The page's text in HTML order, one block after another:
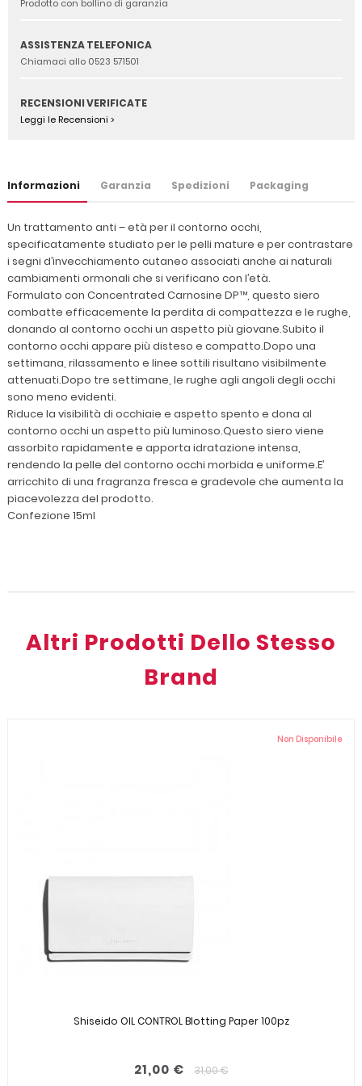
Prodotto con bollino di garanzia
ASSISTENZA TELEFONICA
Chiamaci allo 0523 571501
RECENSIONI VERIFICATE
Leggi le Recensioni >
Informazioni Garanzia Spedizioni Packaging
Un trattamento anti – età per il contorno occhi,
specificatamente studiato per le pelli mature e per contrastare
i segni d’invecchiamento cutaneo associati anche ai naturali
cambiamenti ormonali che si verificano con l’età.
Formulato con Concentrated Carnosine DP™, questo siero
combatte efficacemente la perdita di compattezza e le rughe,
donando al contorno occhi un aspetto più giovane.Subito il
contorno occhi appare più disteso e compatto.Dopo una
settimana, rilassamento e linee sottili risultano visibilmente
attenuati.Dopo tre settimane, le rughe agli angoli degli occhi
sono meno evidenti.
Riduce la visibilità di occhiaie e aspetto spento e dona al
contorno occhi un aspetto più luminoso.Questo siero viene
assorbito rapidamente e apporta idratazione intensa,
rendendo la pelle del contorno occhi morbida e uniforme.E’
arricchito di una fragranza fresca e gradevole che aumenta la
piacevolezza del prodotto.
Confezione 15ml
Altri Prodotti Dello Stesso
Brand
Non Disponibile
Shiseido OIL CONTROL Blotting Paper 100pz
21,00 € 31,00 €